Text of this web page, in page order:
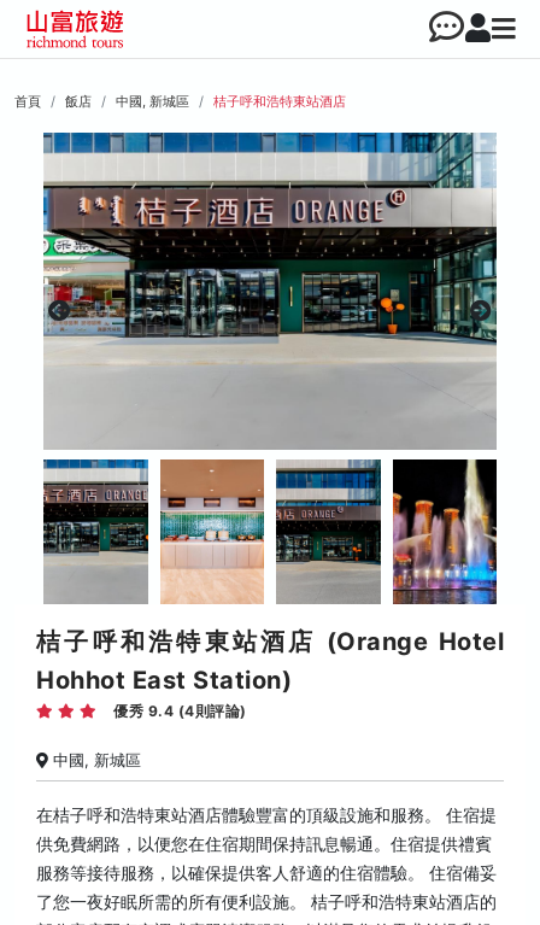
首頁 飯店 中國, 新城區 桔子呼和浩特東站酒店
桔子呼和浩特東站酒店 (Orange Hotel
Hohhot East Station)
優秀 9.4 (4則評論)
中國, 新城區
在桔子呼和浩特東站酒店體驗豐富的頂級設施和服務。 住宿提
供免費網路，以便您在住宿期間保持訊息暢通。住宿提供禮賓
服務等接待服務，以確保提供客人舒適的住宿體驗。 住宿備妥
了您一夜好眠所需的所有便利設施。 桔子呼和浩特東站酒店的